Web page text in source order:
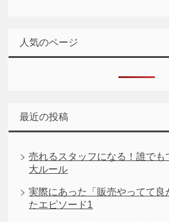
人気のページ
最近の投稿
売れるスタッフになる！誰で
大ルール
実際にあった「販売やってて良
たエピソード1